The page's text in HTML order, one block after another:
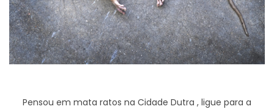
Pensou em mata ratos na Cidade Dutra , ligue para a